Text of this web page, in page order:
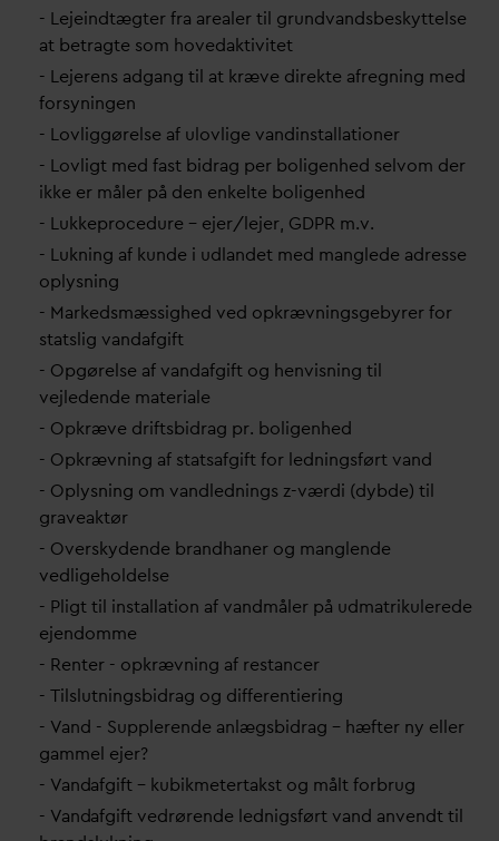
- Lejeindtægter fra arealer til grundvandsbeskyttelse
at betragte som hovedaktivitet
- Lejerens adgang til at kræve direkte afregning med
forsyningen
- Lovliggørelse af ulovlige vandinstallationer
- Lovligt med fast bidrag per boligenhed selvom der
ikke er måler på den enkelte boligenhed
- Lukkeprocedure – ejer/lejer, GDPR m.v.
- Lukning af kunde i udlandet med manglede adresse
oplysning
- Markedsmæssighed ved opkrævningsgebyrer for
statslig vandafgift
- Opgørelse af vandafgift og henvisning til
vejledende materiale
- Opkræve driftsbidrag pr. boligenhed
- Opkrævning af statsafgift for ledningsført vand
- Oplysning om vandlednings z-værdi (dybde) til
graveaktør
- Overskydende brandhaner og manglende
vedligeholdelse
- Pligt til installation af vandmåler på udmatrikulerede
ejendomme
- Renter - opkrævning af restancer
- Tilslutningsbidrag og differentiering
- Vand - Supplerende anlægsbidrag – hæfter ny eller
gammel ejer?
- Vandafgift – kubikmetertakst og målt forbrug
- Vandafgift vedrørende lednigsført vand anvendt til